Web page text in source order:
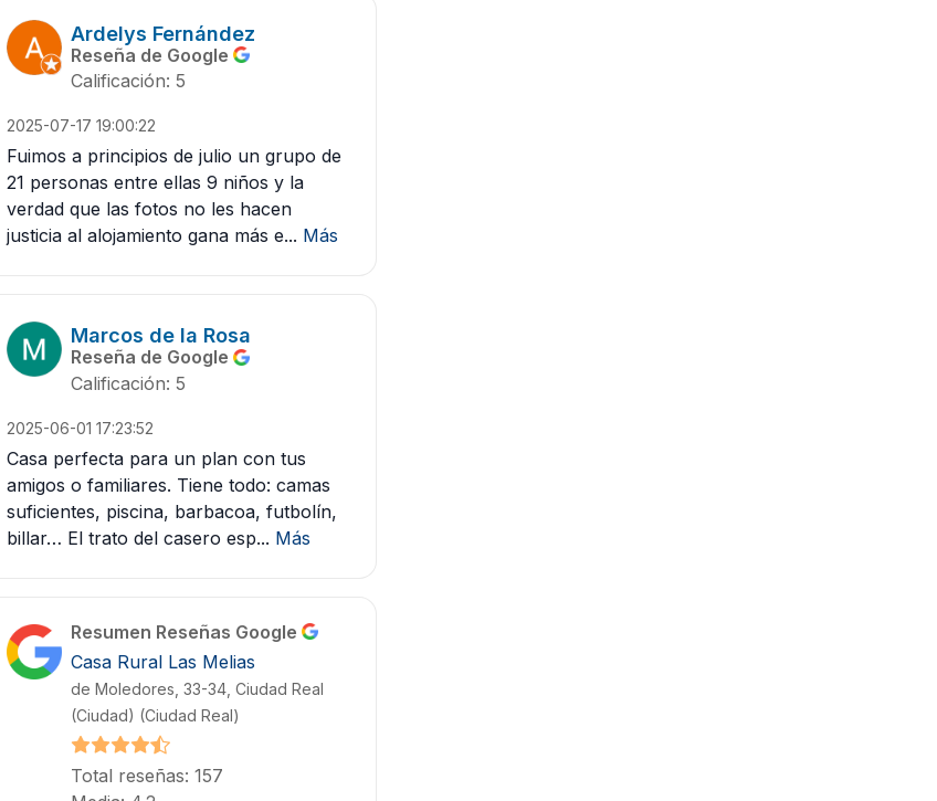
Ardelys Fernández
Reseña de Google
Calificación: 5
2025-07-17 19:00:22
Fuimos a principios de julio un grupo de
21 personas entre ellas 9 niños y la
verdad que las fotos no les hacen
justicia al alojamiento gana más e... Más
Marcos de la Rosa
Reseña de Google
Calificación: 5
2025-06-01 17:23:52
Casa perfecta para un plan con tus
amigos o familiares. Tiene todo: camas
suficientes, piscina, barbacoa, futbolín,
billar… El trato del casero esp... Más
Resumen Reseñas Google
Casa Rural Las Melias
de Moledores, 33-34, Ciudad Real
(Ciudad) (Ciudad Real)
Total reseñas: 157